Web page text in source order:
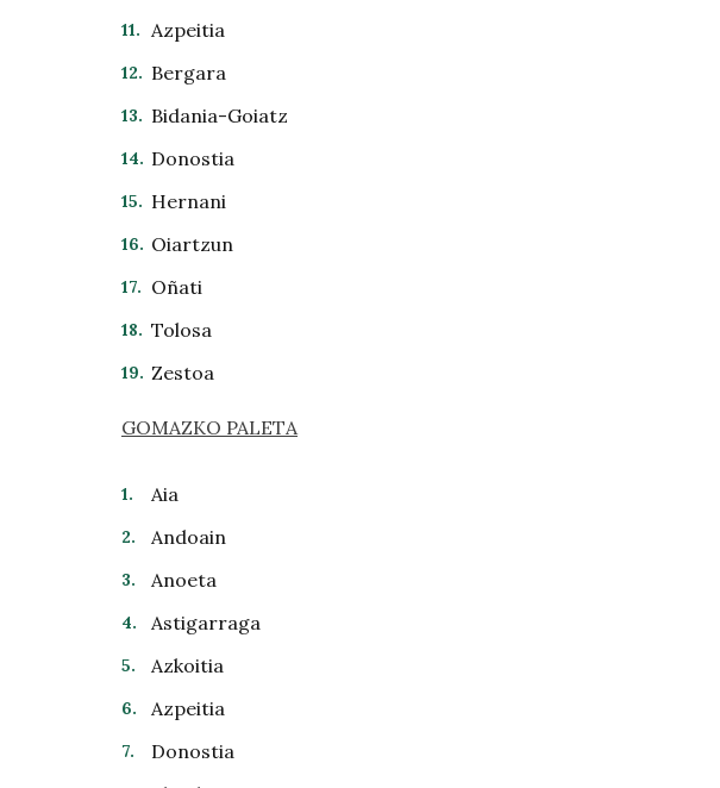
Azpeitia
Bergara
Bidania-Goiatz
Donostia
Hernani
Oiartzun
Oñati
Tolosa
Zestoa
GOMAZKO PALETA
Aia
Andoain
Anoeta
Astigarraga
Azkoitia
Azpeitia
Donostia